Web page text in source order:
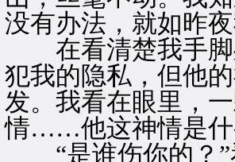
没有办法，就如昨
在看清楚我手脚
犯我的隐私，但他
发。我看在眼里，
情……他这神情是
“是谁伤你的？”